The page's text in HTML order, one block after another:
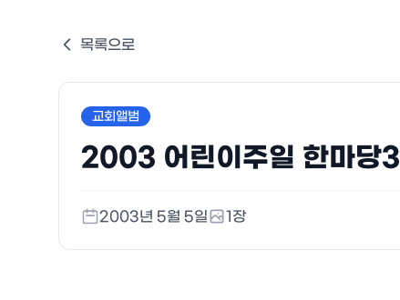
목록으로
교회앨범
2003 어린이주일 한마당3
2003년 5월 5일 1 장